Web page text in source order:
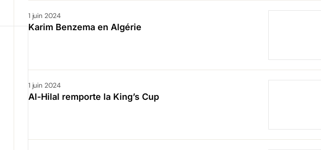
1 juin 2024
Karim Benzema en Algérie
1 juin 2024
Al-Hilal remporte la King’s Cup